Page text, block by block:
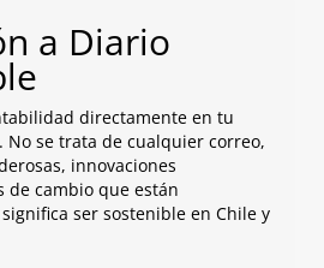
a Diario
directamente en tu
No se trata de cualquier correo,
innovaciones
de cambio que están
ser sostenible en Chile y